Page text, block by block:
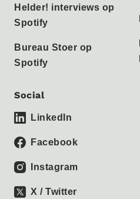
Helder! interviews op
Spotify
Bureau Stoer op
Spotify
Social
LinkedIn
Facebook
Instagram
X / Twitter